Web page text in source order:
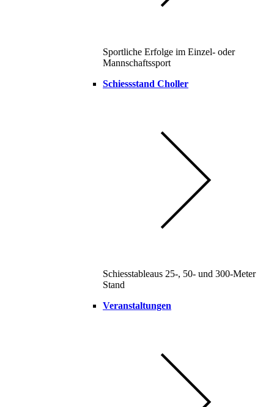
Sportliche Erfolge im Einzel- oder
Mannschaftssport
Schiessstand Choller
Schiesstableaus 25-, 50- und 300-Meter
Stand
Veranstaltungen